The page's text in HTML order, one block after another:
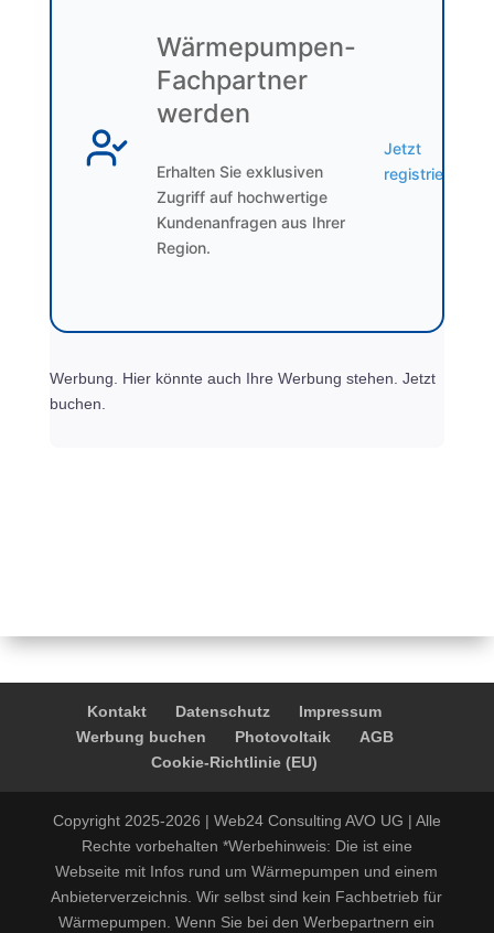
Wärmepumpen-
Fachpartner
werden
Erhalten Sie exklusiven
Zugriff auf hochwertige
Kundenanfragen aus Ihrer
Region.
Jetzt
registrieren
Werbung. Hier könnte auch Ihre Werbung stehen. Jetzt
buchen.
Kontakt Datenschutz
Impressum
Werbung buchen
Photovoltaik
AGB
Cookie-Richtlinie (EU)
Copyright 2025-2026 | Web24 Consulting AVO UG | Alle
Rechte vorbehalten *Werbehinweis: Die ist eine
Webseite mit Infos rund um Wärmepumpen und einem
Anbieterverzeichnis. Wir selbst sind kein Fachbetrieb für
Wärmepumpen. Wenn Sie bei den Werbepartnern ein